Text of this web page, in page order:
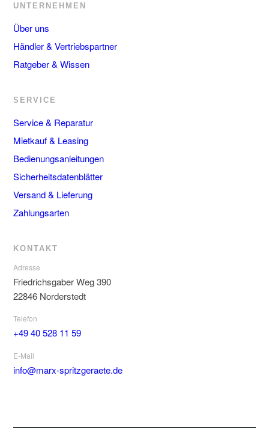
UNTERNEHMEN
Über uns
Händler & Vertriebspartner
Ratgeber & Wissen
SERVICE
Service & Reparatur
Mietkauf & Leasing
Bedienungsanleitungen
Sicherheitsdatenblätter
Versand & Lieferung
Zahlungsarten
KONTAKT
Adresse
Friedrichsgaber Weg 390
22846 Norderstedt
Telefon
+49 40 528 11 59
E-Mail
info@marx-spritzgeraete.de